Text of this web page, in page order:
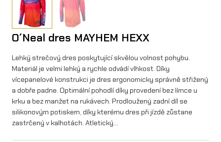
O´Neal dres MAYHEM HEXX
Lehký strečový dres poskytující skvělou volnost pohybu.
Materiál je velmi lehký a rychle odvádí vlhkost. Díky
vícepanelové konstrukci je dres ergonomicky správně střižený
a dobře padne. Optimální pohodlí díky provedení bez límce u
krku a bez manžet na rukávech. Prodloužený zadní díl se
silikonovým potiskem, díky kterému dres při jízdě zůstane
zastrčený v kalhotách. Atletický…